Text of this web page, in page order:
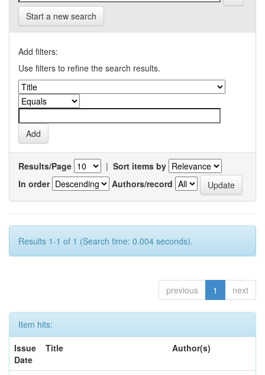
Start a new search
Add filters:
Use filters to refine the search results.
Results/Page | Sort items by
In order
Authors/record
Results 1-1 of 1 (Search time: 0.004 seconds).
previous 1 next
Item hits:
Issue
Date
Title Author(s)